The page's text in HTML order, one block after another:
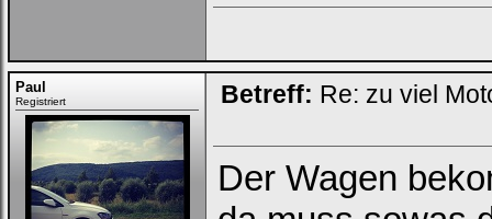
Paul
Registriert Betreff: Re: zu viel
Der Wagen